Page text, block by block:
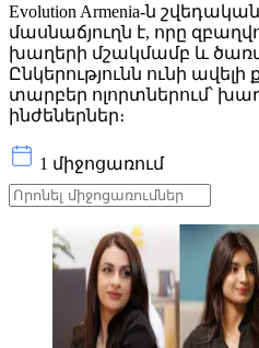
Evolution Armenia-ն
մասնաճյուղն է, որը
խաղերի մշակմամբ և
Ընկերությունն ունի
տարբեր ոլորտներում՝
ինժեներներ։
1 միջոցառում